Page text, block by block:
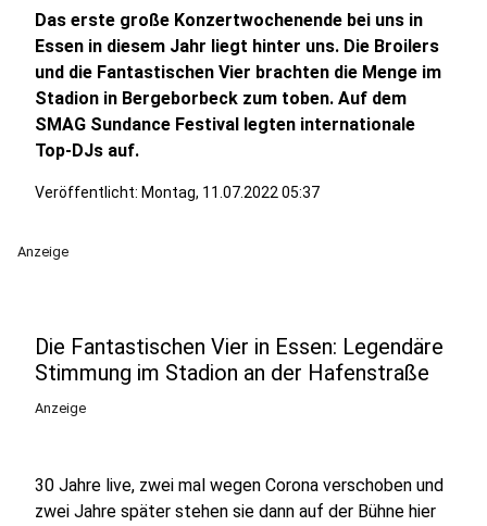
Das erste große Konzertwochenende bei uns in
Essen in diesem Jahr liegt hinter uns. Die Broilers
und die Fantastischen Vier brachten die Menge im
Stadion in Bergeborbeck zum toben. Auf dem
SMAG Sundance Festival legten internationale
Top-DJs auf.
Veröffentlicht: Montag, 11.07.2022 05:37
Anzeige
Die Fantastischen Vier in Essen: Legendäre
Stimmung im Stadion an der Hafenstraße
Anzeige
30 Jahre live, zwei mal wegen Corona verschoben und
zwei Jahre später stehen sie dann auf der Bühne hier